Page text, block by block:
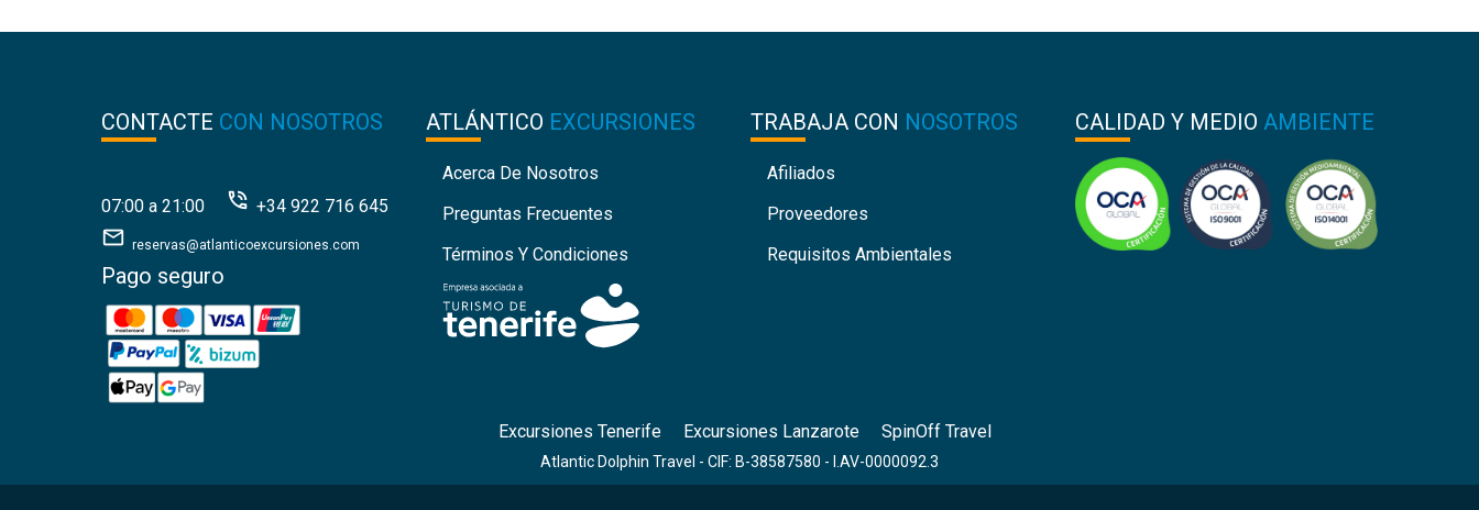
CONTACTE CON NOSOTROS
07:00 a 21:00 +34 922 716 645
reservas@atlanticoexcursiones.com
Pago seguro
ATLÁNTICO EXCURSIONES
Acerca De Nosotros
Preguntas Frecuentes
Términos Y Condiciones
TRABAJA CON NOSOTROS
Afiliados
Proveedores
Requisitos Ambientales
CALIDAD Y MEDIO AMBIENTE
Excursiones Tenerife Excursiones Lanzarote SpinOff Travel
Atlantic Dolphin Travel - CIF: B-38587580 - I.AV-0000092.3